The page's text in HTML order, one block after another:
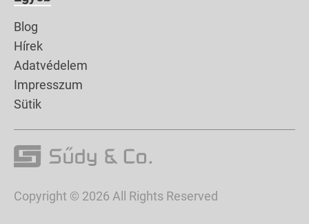
Blog
Hírek
Adatvédelem
Impresszum
Sütik
Copyright © 2026 All Rights Reserved